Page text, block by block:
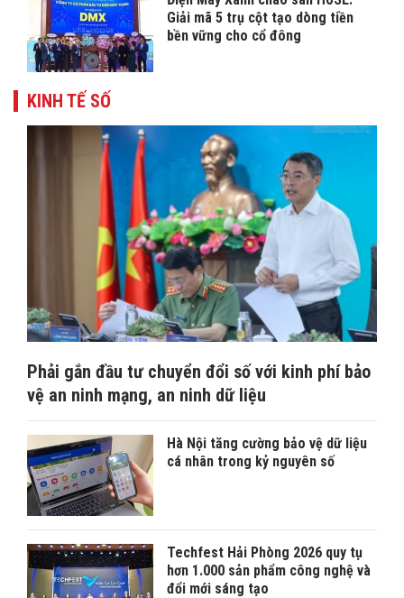
Giải mã 5 trụ cột tạo dòng tiền
bền vững cho cổ đông
KINH TẾ SỐ
Phải gắn đầu tư chuyển đổi số với kinh phí bảo
vệ an ninh mạng, an ninh dữ liệu
Hà Nội tăng cường bảo vệ dữ liệu
cá nhân trong kỷ nguyên số
Techfest Hải Phòng 2026 quy tụ
hơn 1.000 sản phẩm công nghệ và
đổi mới sáng tạo